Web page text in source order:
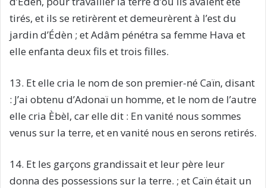
tirés, et ils se retirèrent et demeurèrent à l’est du
jardin d’Édèn ; et Adâm pénétra sa femme Hava et
elle enfanta deux fils et trois filles.
13. Et elle cria le nom de son premier-né Caïn, disant
: J’ai obtenu d’Adonaï un homme, et le nom de l’autre
elle cria Èbèl, car elle dit : En vanité nous sommes
venus sur la terre, et en vanité nous en serons retirés.
14. Et les garçons grandissait et leur père leur
donna des possessions sur la terre. ; et Caïn était un